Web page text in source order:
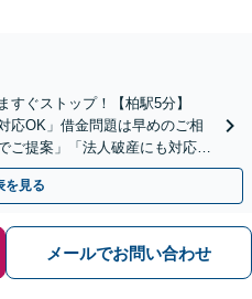
すぐストップ！【柏駅5分】
応OK」借金問題は早めのご相
ご提案」「法人破産にも対応」
【分割・後払い対応】
を見る
メールでお問い合わせ